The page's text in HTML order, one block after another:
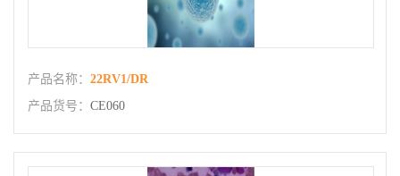
产品名称： 22RV1/DR
产品货号： CE060